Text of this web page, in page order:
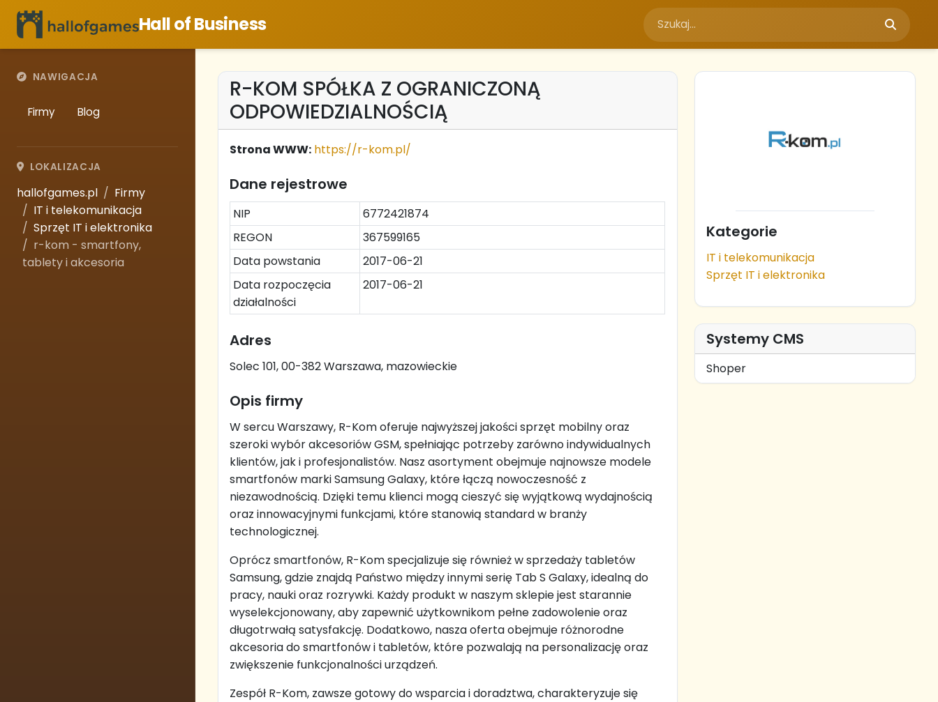
Hall of Business
NAWIGACJA
Firmy Blog
LOKALIZACJA
hallofgames.pl
Firmy
IT i telekomunikacja
Sprzęt IT i elektronika
r-kom - smartfony,
tablety i akcesoria
R-KOM SPÓŁKA Z OGRANICZONĄ
ODPOWIEDZIALNOŚCIĄ
Strona WWW: https://r-kom.pl/
Dane rejestrowe
NIP
6772421874
REGON
367599165
Data powstania
2017-06-21
Data rozpoczęcia
działalności
2017-06-21
Adres
Solec 101, 00-382 Warszawa, mazowieckie
Opis firmy
W sercu Warszawy, R-Kom oferuje najwyższej jakości sprzęt mobilny oraz
szeroki wybór akcesoriów GSM, spełniając potrzeby zarówno indywidualnych
klientów, jak i profesjonalistów. Nasz asortyment obejmuje najnowsze modele
smartfonów marki Samsung Galaxy, które łączą nowoczesność z
niezawodnością. Dzięki temu klienci mogą cieszyć się wyjątkową wydajnością
oraz innowacyjnymi funkcjami, które stanowią standard w branży
technologicznej.
Oprócz smartfonów, R-Kom specjalizuje się również w sprzedaży tabletów
Samsung, gdzie znajdą Państwo między innymi serię Tab S Galaxy, idealną do
pracy, nauki oraz rozrywki. Każdy produkt w naszym sklepie jest starannie
wyselekcjonowany, aby zapewnić użytkownikom pełne zadowolenie oraz
długotrwałą satysfakcję. Dodatkowo, nasza oferta obejmuje różnorodne
akcesoria do smartfonów i tabletów, które pozwalają na personalizację oraz
zwiększenie funkcjonalności urządzeń.
Zespół R-Kom, zawsze gotowy do wsparcia i doradztwa, charakteryzuje się
Kategorie
IT i telekomunikacja
Sprzęt IT i elektronika
Systemy CMS
Shoper